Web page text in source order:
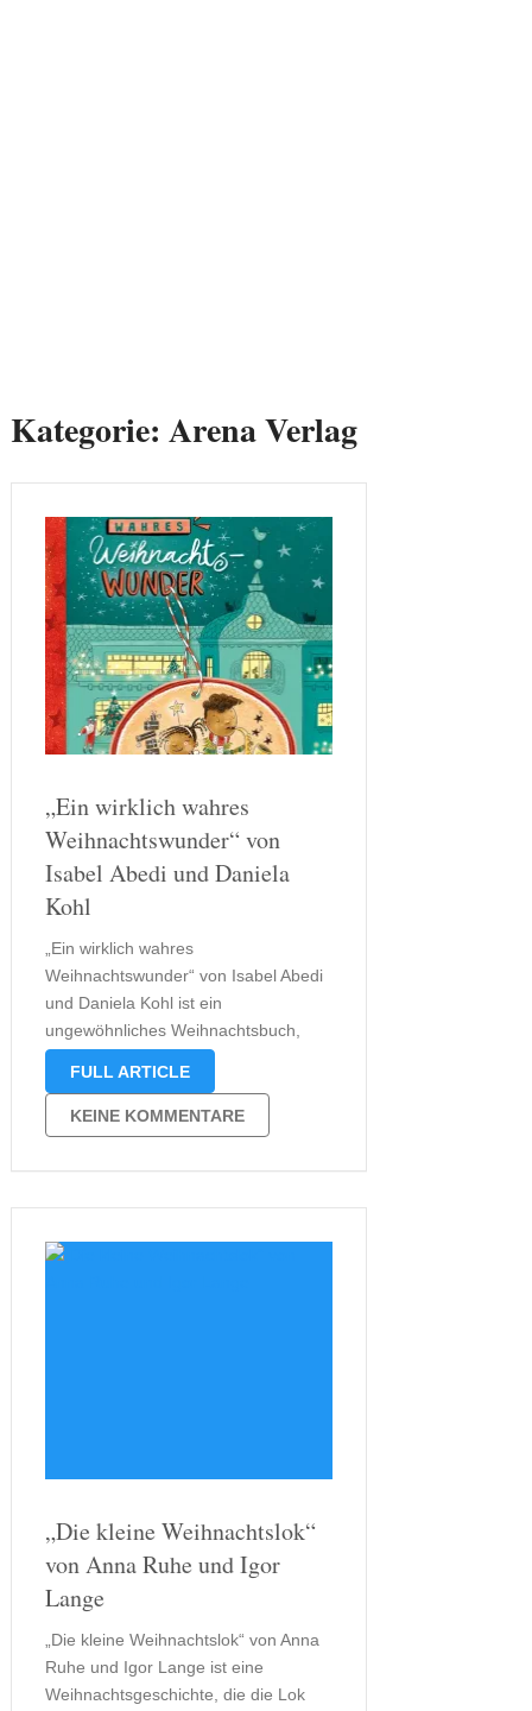
Kategorie: Arena Verlag
„Ein wirklich wahres
Weihnachtswunder“ von
Isabel Abedi und Daniela
Kohl
„Ein wirklich wahres
Weihnachtswunder“ von Isabel Abedi
und Daniela Kohl ist ein
ungewöhnliches Weihnachtsbuch,
dass sich für Kinder ab acht Jahren
auch vorgelesen werden kann. Da die
Geschichte erst am 24. Dezember
beginnt, habe ich dieses
FULL ARTICLE
KEINE KOMMENTARE
„Die kleine Weihnachtslok“
von Anna Ruhe und Igor
Lange
„Die kleine Weihnachtslok“ von Anna
Ruhe und Igor Lange ist eine
Weihnachtsgeschichte, die die Lok